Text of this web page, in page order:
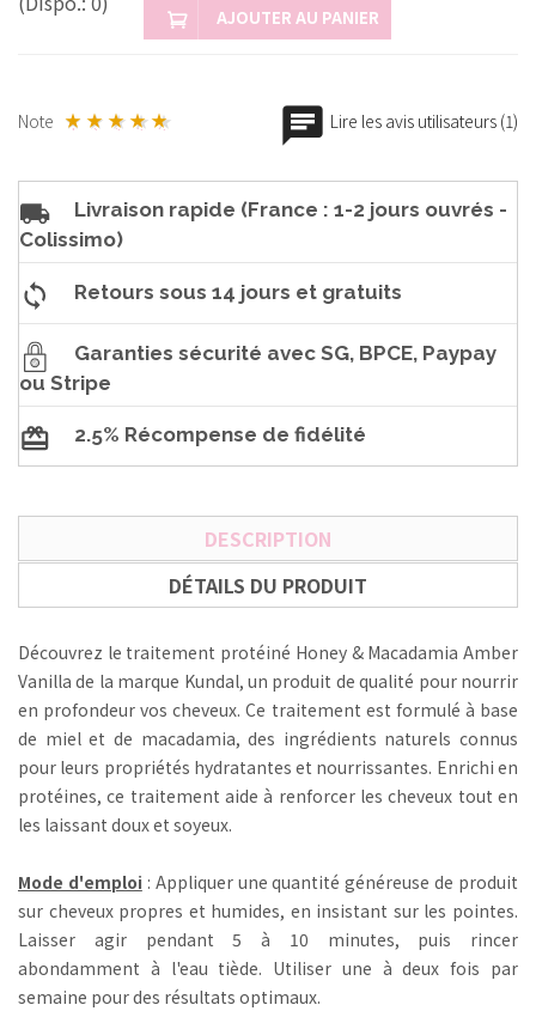
AJOUTER AU PANIER
Note Lire les avis utilisateurs (1)
Livraison rapide (France : 1-2 jours ouvrés -
Colissimo)
Retours sous 14 jours et gratuits
Garanties sécurité avec SG, BPCE, Paypay
ou Stripe
2.5% Récompense de fidélité
DESCRIPTION
DÉTAILS DU PRODUIT
Découvrez le traitement protéiné Honey & Macadamia Amber
Vanilla de la marque Kundal, un produit de qualité pour nourrir
en profondeur vos cheveux. Ce traitement est formulé à base
de miel et de macadamia, des ingrédients naturels connus
pour leurs propriétés hydratantes et nourrissantes. Enrichi en
protéines, ce traitement aide à renforcer les cheveux tout en
les laissant doux et soyeux.
Mode d'emploi : Appliquer une quantité généreuse de produit
sur cheveux propres et humides, en insistant sur les pointes.
Laisser agir pendant 5 à 10 minutes, puis rincer
abondamment à l'eau tiède. Utiliser une à deux fois par
semaine pour des résultats optimaux.